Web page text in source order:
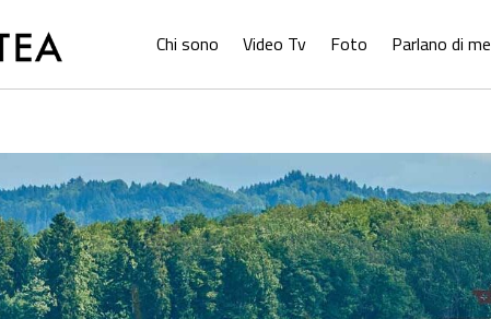
Chi sono Video Tv Foto Parlano di me